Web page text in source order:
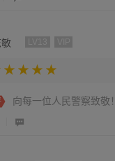
向每一位人民警察致敬！